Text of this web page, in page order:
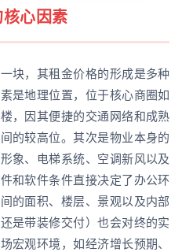
心因素
块，其租金价格的形成是多种
是地理位置，位于核心商圈如
，因其便捷的交通网络和成熟
的较高位。其次是物业本身的
象、电梯系统、空调新风以及
和软件条件直接决定了办公环
的面积、楼层、景观以及内部
是带装修交付）也会对终的实
宏观环境，如经济增长预期、